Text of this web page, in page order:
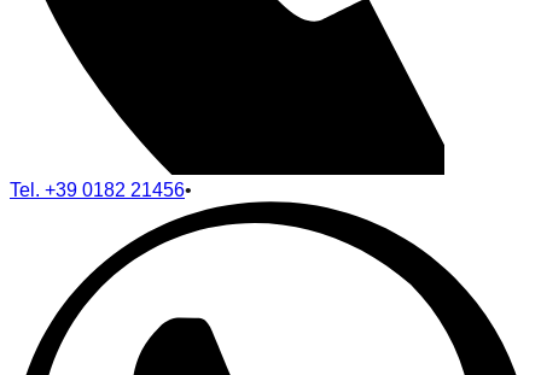
Tel. +39 0182 21456•